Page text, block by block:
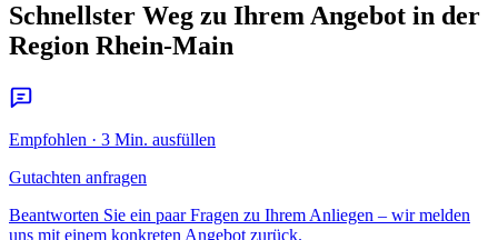
Schnellster Weg zu Ihrem Angebot in der
Region Rhein-Main
Empfohlen · 3 Min. ausfüllen
Gutachten anfragen
Beantworten Sie ein paar Fragen zu Ihrem Anliegen – wir melden
uns mit einem konkreten Angebot zurück.